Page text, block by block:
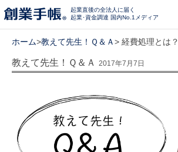
起業直後の全法人に届く
起業･資金調達 国内No.1メディア
ホーム>教えて先生！Ｑ＆Ａ> 経費処理とは？
教えて先生！Ｑ＆Ａ 2017年7月7日